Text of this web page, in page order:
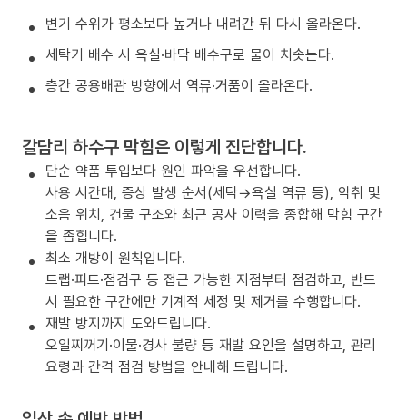
변기 수위가 평소보다 높거나 내려간 뒤 다시 올라온다.
세탁기 배수 시 욕실·바닥 배수구로 물이 치솟는다.
층간 공용배관 방향에서 역류·거품이 올라온다.
갈담리 하수구 막힘은 이렇게 진단합니다.
단순 약품 투입보다 원인 파악을 우선합니다.
사용 시간대, 증상 발생 순서(세탁→욕실 역류 등), 악취 및
소음 위치, 건물 구조와 최근 공사 이력을 종합해 막힘 구간
을 좁힙니다.
최소 개방이 원칙입니다.
트랩·피트·점검구 등 접근 가능한 지점부터 점검하고, 반드
시 필요한 구간에만 기계적 세정 및 제거를 수행합니다.
재발 방지까지 도와드립니다.
오일찌꺼기·이물·경사 불량 등 재발 요인을 설명하고, 관리
요령과 간격 점검 방법을 안내해 드립니다.